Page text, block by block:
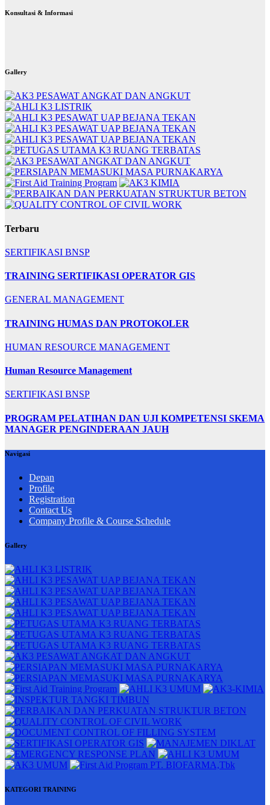
Konsultasi & Informasi
Gallery
Terbaru
SERTIFIKASI BNSP
TRAINING SERTIFIKASI OPERATOR GIS
GENERAL MANAGEMENT
TRAINING HUMAS DAN PROTOKOLER
HUMAN RESOURCE MANAGEMENT
Human Resource Management
SERTIFIKASI BNSP
PROGRAM PELATIHAN DAN UJI KOMPETENSI SKEMA
MANAGER PENGINDERAAN JAUH
Navigasi
Depan
Profile
Registration
Contact Us
Company Profile & Course Schedule
Gallery
KATEGORI TRAINING